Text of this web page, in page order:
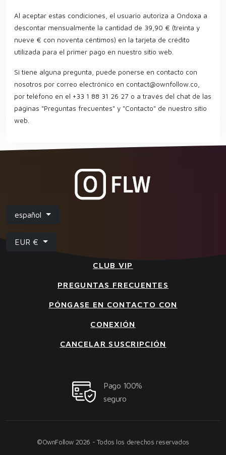
Al aceptar estas condiciones, el usuario autoriza a Ondoxa a
descontar mensualmente la cantidad de 39,90 € (treinta y
nueve € con noventa céntimos) en la tarjeta de crédito
utilizada para el primer pago en nuestro sitio web.
Si tiene alguna pregunta, puede ponerse en contacto con
nosotros por correo electrónico en contact@ownfollow.co
por teléfono en el +33 1 88 31 26 27 o a través del chat de las
páginas "Preguntas frecuentes" y "Contacto" de nuestro sitio
web.
español
EUR €
CLUB VIP
PREGUNTAS FRECUENTES
PÓNGASE EN CONTACTO CON
CONEXIÓN
CANCELAR SUSCRIPCIÓN
Pago 100%
seguro
©OwnFollow 2026 - Todos los derechos reservados